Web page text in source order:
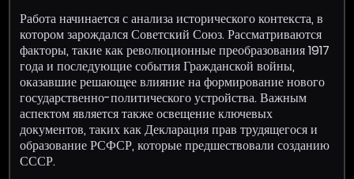
Работа начинается с анализа исторического контекста, в
котором зарождался Советский Союз. Рассматриваются
факторы, такие как революционные преобразования 1917
года и последующие события Гражданской войны,
оказавшие решающее влияние на формирование нового
государственно-политического устройства. Важным
аспектом является также освещение ключевых
документов, таких как Декларация прав трудящегося и
образование РСФСР, которые предшествовали созданию
СССР.